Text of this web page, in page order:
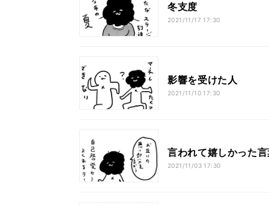
冬支度
2021/11/17 17:30
影響を受けた人
2021/11/10 17:30
言われて嬉しかった言
2021/11/03 17:30